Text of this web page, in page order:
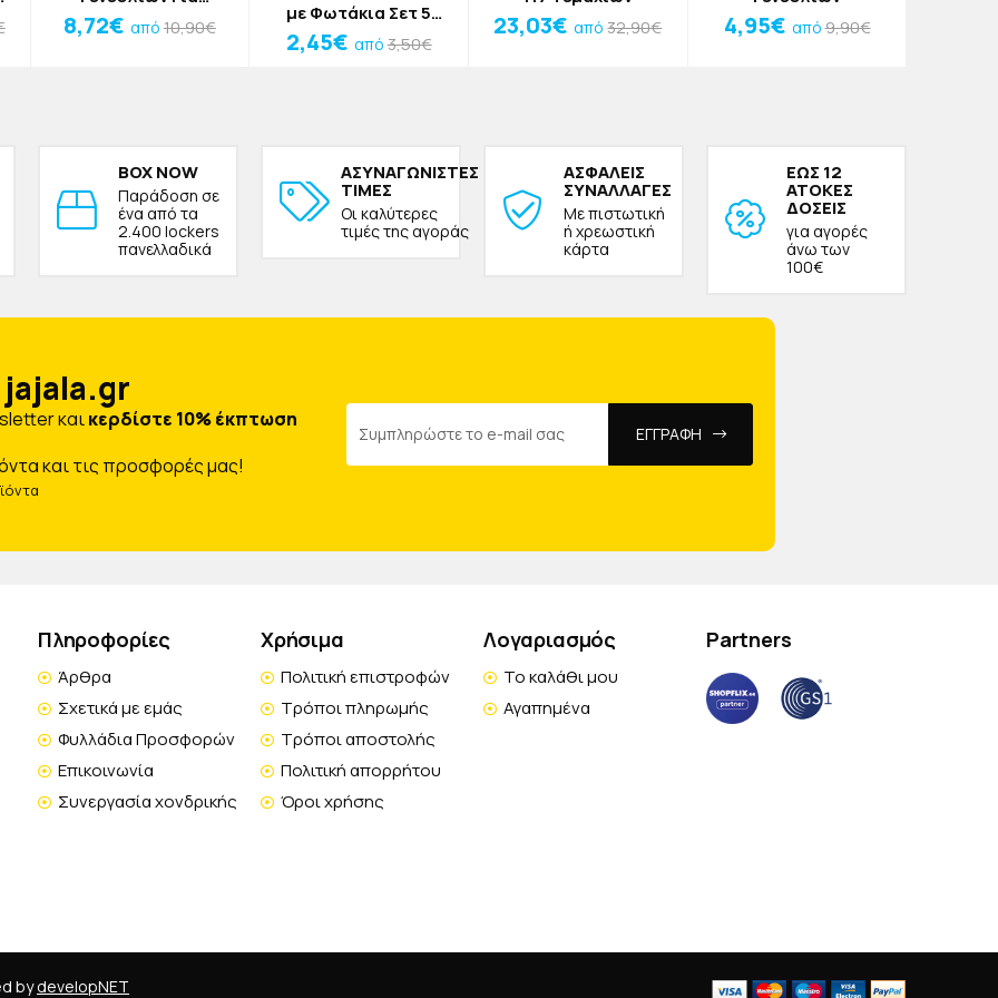
Φωτογραφίες Δάσος 2
120x80cm
8,72€ από 10,90€
με Φωτάκια Σετ 5
Τεμαχίων Πολύχρωμο
2,45€ από3,50€
23,03€ από32,90€ 4,95€ από9,90€
BOX NOW
Παράδοση σε
ένα από τα
2.400 lockers
πανελλαδικά
ΑΣΥΝΑΓΩΝΙΣΤΕΣ
ΤΙΜΕΣ
Οι καλύτερες
τιμές της αγοράς
ΑΣΦΑΛΕΙΣ
ΣΥΝΑΛΛΑΓΕΣ
Με πιστωτική
ή χρεωστική
κάρτα
ΕΩΣ 12
ΑΤΟΚΕΣ
ΔΟΣΕΙΣ
για αγορές
άνω των
100€
καικερδίστε 10% έκπτωση
και τις προσφορές μας!
ΕΓΓΡΑΦΗ
Πληροφορίες
Άρθρα
Σχετικά με εμάς
Φυλλάδια Προσφορών
Επικοινωνία
Συνεργασία χονδρικής
Χρήσιμα
Πολιτική επιστροφών
Τρόποι πληρωμής
Τρόποι αποστολής
Πολιτική απορρήτου
Όροι χρήσης
Λογαριασμός
Το καλάθι μου
Αγαπημένα
Partners
bydevelopNET